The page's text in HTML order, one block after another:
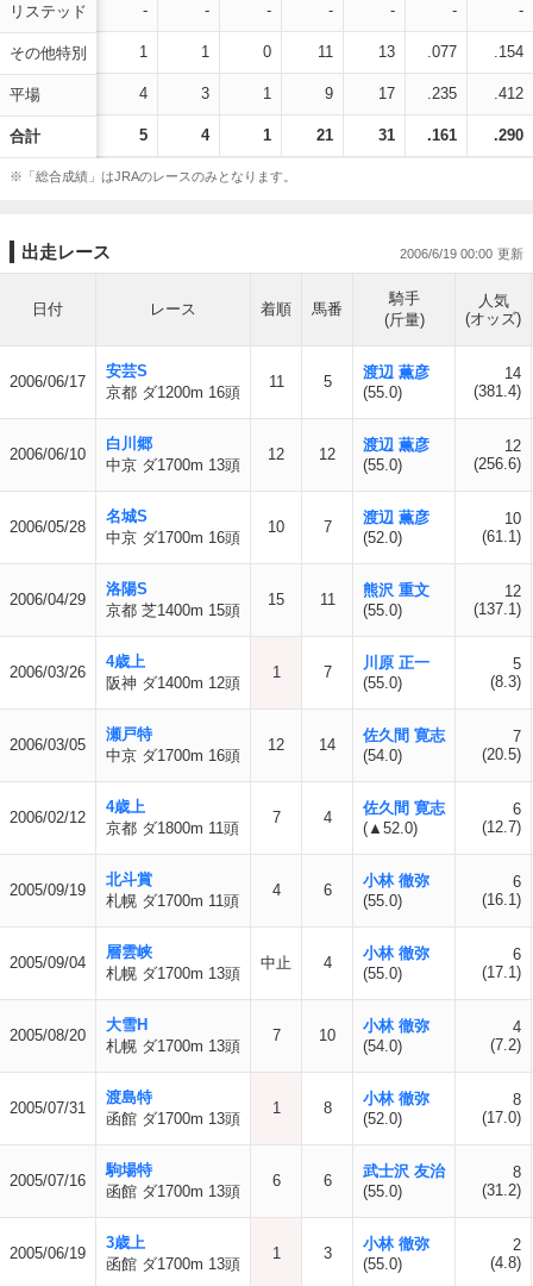
リステッド
その他特別
平場
合計
- - - - - - -
1 1 0 11 13 .077 .154
4 3 1 9 17 .235 .412
5 4 1 21 31 .161 .290
※「総合成績」はJRAのレースのみとなります。
出走レース 2006/6/19 00:00
日付 レース 着順 馬番
騎手
(斤量)
人気
(オッズ)
2006/06/17
安芸S
京都 ダ1200m 16頭
11 5
渡辺 薫彦
(55.0)
14
(381.4)
2006/06/10
白川郷
中京 ダ1700m 13頭
12 12
渡辺 薫彦
(55.0)
12
(256.6)
2006/05/28
名城S
中京 ダ1700m 16頭
10 7
渡辺 薫彦
(52.0)
10
(61.1)
2006/04/29
洛陽S
京都 芝1400m 15頭
15 11
熊沢 重文
(55.0)
12
(137.1)
2006/03/26
4歳上
阪神 ダ1400m 12頭
1 7
川原 正一
(55.0)
5
(8.3)
2006/03/05
瀬戸特
中京 ダ1700m 16頭
12 14
佐久間 寛志
(54.0)
7
(20.5)
2006/02/12
4歳上
京都 ダ1800m 11頭
7 4
佐久間 寛志
(▲52.0)
6
(12.7)
2005/09/19
北斗賞
札幌 ダ1700m 11頭
4 6
小林 徹弥
(55.0)
6
(16.1)
2005/09/04
層雲峡
札幌 ダ1700m 13頭
中止 4
小林 徹弥
(55.0)
6
(17.1)
2005/08/20
大雪H
札幌 ダ1700m 13頭
7 10
小林 徹弥
(54.0)
4
(7.2)
2005/07/31
渡島特
函館 ダ1700m 13頭
1 8
小林 徹弥
(52.0)
8
(17.0)
2005/07/16
駒場特
函館 ダ1700m 13頭
6 6
武士沢 友治
(55.0)
8
(31.2)
2005/06/19
3歳上
函館 ダ1700m 13頭
1 3
小林 徹弥
(55.0)
2
(4.8)